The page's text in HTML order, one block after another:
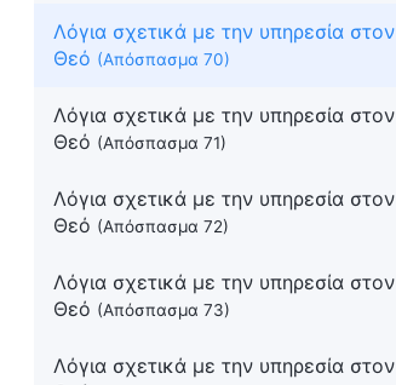
Λόγια σχετικά με την υπηρεσία στον
Θεό (Απόσπασμα 70)
Λόγια σχετικά με την υπηρεσία στον
Θεό (Απόσπασμα 71)
Λόγια σχετικά με την υπηρεσία στον
Θεό (Απόσπασμα 72)
Λόγια σχετικά με την υπηρεσία στον
Θεό (Απόσπασμα 73)
Λόγια σχετικά με την υπηρεσία στον